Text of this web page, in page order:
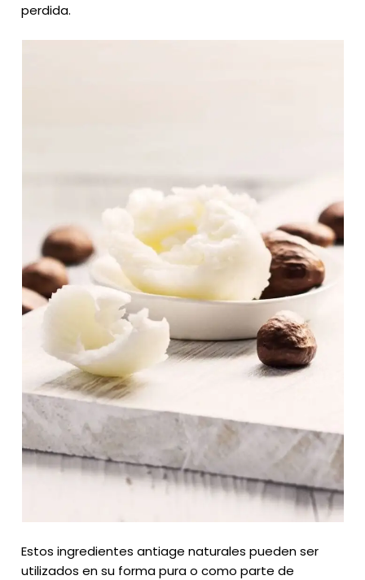
perdida.
Estos ingredientes antiage naturales pueden ser
utilizados en su forma pura o como parte de